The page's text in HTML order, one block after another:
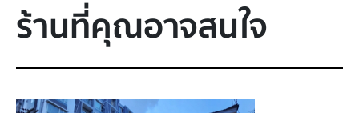
ร้านที่คุณอาจสนใจ